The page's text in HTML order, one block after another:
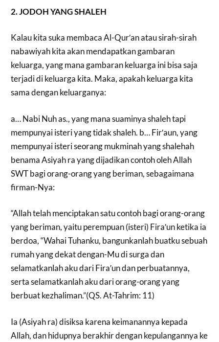
2. JODOH YANG SHALEH
Kalau kita suka membaca Al-Qur′an atau sirah-sirah
nabawiyah kita akan mendapatkan gambaran
keluarga, yang mana gambaran keluarga ini bisa saja
terjadi di keluarga kita. Maka, apakah keluarga kita
sama dengan keluarganya:
a… Nabi Nuh as., yang mana suaminya shaleh tapi
mempunyai isteri yang tidak shaleh. b… Fir′aun, yang
mempunyai isteri seorang mukminah yang shalehah
benama Asiyah ra yang dijadikan contoh oleh Allah
SWT bagi orang-orang yang beriman, sebagaimana
firman-Nya:
“Allah telah menciptakan satu contoh bagi orang-orang
yang beriman, yaitu perempuan (isteri) Fira′un ketika ia
berdoa, “Wahai Tuhanku, bangunkanlah buatku sebuah
rumah yang dekat dengan-Mu di surga dan
selamatkanlah aku dari Fira′un dan perbuatannya,
serta selamatkanlah aku dari orang-orang yang
berbuat kezhaliman.”(QS. At-Tahrim: 11)
Ia (Asiyah ra) disiksa karena keimanannya kepada
Allah, dan hidupnya berakhir dengan kepulangannya ke